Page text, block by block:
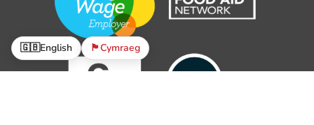
🇬🇧English 🏴󠁧󠁢󠁷󠁬󠁳󠁿Cymraeg